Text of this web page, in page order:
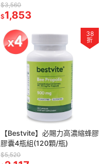
$3,560
$1,853
38
折
【Bestvite】必賜力高濃縮蜂膠
膠囊4瓶組(120顆/瓶)
$5,520